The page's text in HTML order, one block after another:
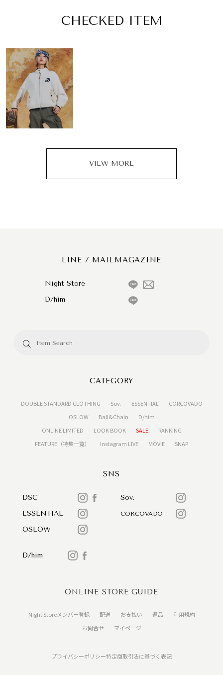
CHECKED ITEM
VIEW MORE
LINE / MAILMAGAZINE
Night Store
D/him
CATEGORY
DOUBLE STANDARD CLOTHING Sov. ESSENTIAL
CORCOVADO
OSLOW
Ball&Chain
D/him
ONLINE LIMITED
LOOK BOOK SALE
RANKING
FEATURE（特集一覧）
Instagram LIVE MOVIE SNAP
SNS
DSC
Sov.
ESSENTIAL
CORCOVADO
OSLOW
D/him
ONLINE STORE GUIDE
Night Storeメンバー登録 配送 お支払い 返品
利用規約
お問合せ
マイページ
プライバシーポリシー特定商取引法に基づく表記